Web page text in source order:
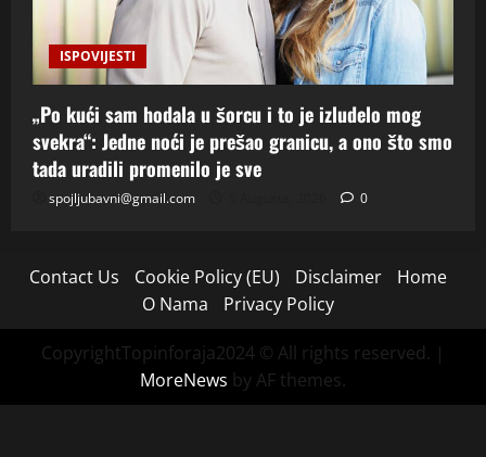
ISPOVIJESTI
„Po kući sam hodala u šorcu i to je izludelo mog
svekra“: Jedne noći je prešao granicu, a ono što smo
tada uradili promenilo je sve
spojljubavni@gmail.com 0
Contact Us Cookie Policy (EU) Disclaimer
Home
O Nama
Privacy Policy
CopyrightTopinforaja2024 © All rights reserved. |
MoreNews by AF themes.